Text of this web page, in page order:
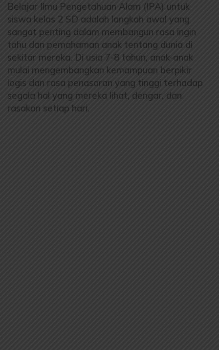
Belajar Ilmu Pengetahuan Alam (IPA) untuk
siswa kelas 2 SD adalah langkah awal yang
sangat penting dalam membangun rasa ingin
tahu dan pemahaman anak tentang dunia di
sekitar mereka. Di usia 7-8 tahun, anak-anak
mulai mengembangkan kemampuan berpikir
logis dan rasa penasaran yang tinggi terhadap
segala hal yang mereka lihat, dengar, dan
rasakan setiap hari.